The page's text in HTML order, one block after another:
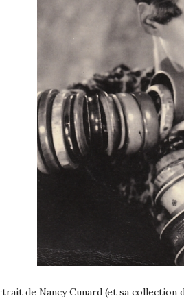
de Nancy Cunard (et sa collection